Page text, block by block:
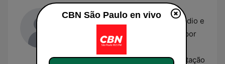
experiência de grandes redes de rádio e
televisão. O jornalista é conhecido por
sua versatilidade no comando de
noticiários ao vivo, focando na prestação
CBN São Paulo en vivo